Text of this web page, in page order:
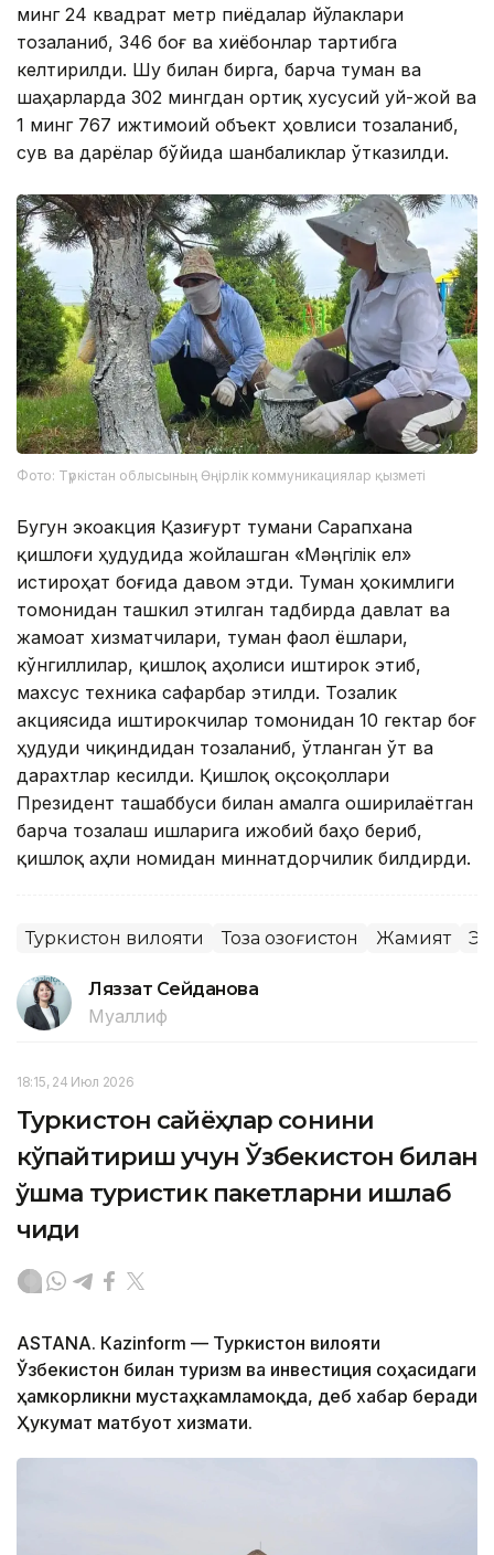
минг 24 квадрат метр пиёдалар йўлаклари
тозаланиб, 346 боғ ва хиёбонлар тартибга
келтирилди. Шу билан бирга, барча туман ва
шаҳарларда 302 мингдан ортиқ хусусий уй-жой ва
1 минг 767 ижтимоий объект ҳовлиси тозаланиб,
сув ва дарёлар бўйида шанбаликлар ўтказилди.
Фото: Түркістан облысының Өңірлік коммуникациялар қызметі
Бугун экоакция Қазиғурт тумани Сарапхана
қишлоғи ҳудудида жойлашган «Мәңгілік ел»
истироҳат боғида давом этди. Туман ҳокимлиги
томонидан ташкил этилган тадбирда давлат ва
жамоат хизматчилари, туман фаол ёшлари,
кўнгиллилар, қишлоқ аҳолиси иштирок этиб,
махсус техника сафарбар этилди. Тозалик
акциясида иштирокчилар томонидан 10 гектар боғ
ҳудуди чиқиндидан тозаланиб, ўтланган ўт ва
дарахтлар кесилди. Қишлоқ оқсоқоллари
Президент ташаббуси билан амалга оширилаётган
барча тозалаш ишларига ижобий баҳо бериб,
қишлоқ аҳли номидан миннатдорчилик билдирди.
Туркистон вилояти Тоза Қозоғистон Жамият
Ляззат Сейданова
Муаллиф
18:15, 24 Июл 2026
Туркистон сайёҳлар сонини
кўпайтириш учун Ўзбекистон билан
қўшма туристик пакетларни ишлаб
чиқди
ASTANА. Кazinform — Туркистон вилояти
Ўзбекистон билан туризм ва инвестиция соҳасидаги
ҳамкорликни мустаҳкамламоқда, деб хабар беради
Ҳукумат матбуот хизмати.